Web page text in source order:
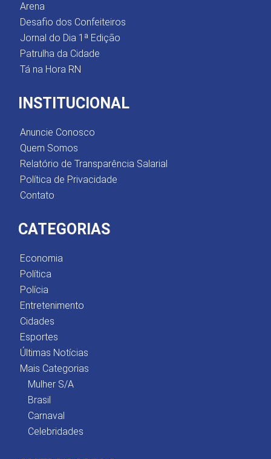
Arena
Desafio dos Confeiteiros
Jornal do Dia 1ª Edição
Patrulha da Cidade
Tá na Hora RN
INSTITUCIONAL
Anuncie Conosco
Quem Somos
Relatório de Transparência Salarial
Política de Privacidade
Contato
CATEGORIAS
Economia
Política
Polícia
Entretenimento
Cidades
Esportes
Últimas Notícias
Mais Categorias
Mulher S/A
Brasil
Carnaval
Celebridades